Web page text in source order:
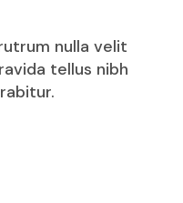
nulla velit
tellus nibh